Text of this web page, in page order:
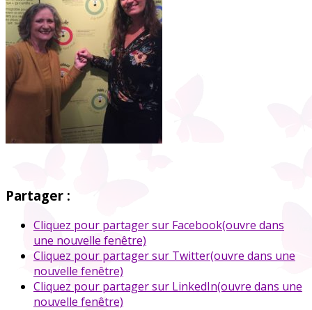
Partager :
Cliquez pour partager sur Facebook(ouvre dans
une nouvelle fenêtre)
Cliquez pour partager sur Twitter(ouvre dans une
nouvelle fenêtre)
Cliquez pour partager sur LinkedIn(ouvre dans une
nouvelle fenêtre)